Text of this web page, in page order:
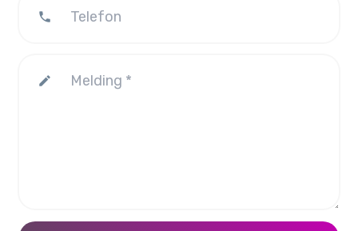
phone
edit